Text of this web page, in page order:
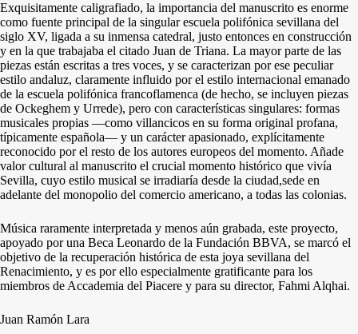
Exquisitamente caligrafiado, la importancia del manuscrito es enorme
como fuente principal de la singular escuela polifónica sevillana del
siglo XV, ligada a su inmensa catedral, justo entonces en construcción
y en la que trabajaba el citado Juan de Triana. La mayor parte de las
piezas están escritas a tres voces, y se caracterizan por ese peculiar
estilo andaluz, claramente influido por el estilo internacional emanado
de la escuela polifónica francoflamenca (de hecho, se incluyen piezas
de Ockeghem y Urrede), pero con características singulares: formas
musicales propias —como villancicos en su forma original profana,
típicamente española— y un carácter apasionado, explícitamente
reconocido por el resto de los autores europeos del momento. Añade
valor cultural al manuscrito el crucial momento histórico que vivía
Sevilla, cuyo estilo musical se irradiaría desde la ciudad,sede en
adelante del monopolio del comercio americano, a todas las colonias.
Música raramente interpretada y menos aún grabada, este proyecto,
apoyado por una Beca Leonardo de la Fundación BBVA, se marcó el
objetivo de la recuperación histórica de esta joya sevillana del
Renacimiento, y es por ello especialmente gratificante para los
miembros de Accademia del Piacere y para su director, Fahmi Alqhai.
Juan Ramón Lara